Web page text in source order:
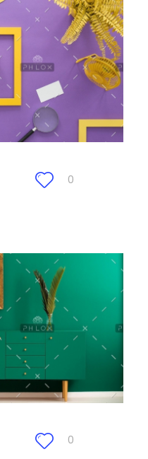
0
0